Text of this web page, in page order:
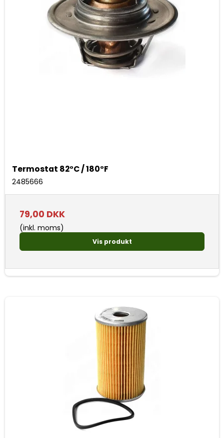
Termostat 82°C / 180°F
2485666
79,00 DKK
(inkl. moms)
Vis produkt